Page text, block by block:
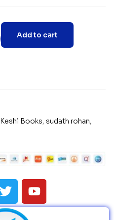
Add to cart
Keshi Books, sudath rohan,